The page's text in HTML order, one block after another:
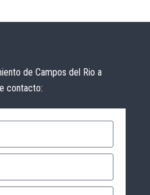
de Campos del Rio a
contacto: